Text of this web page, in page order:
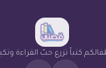
كتباً تزرع حبّ القراءة